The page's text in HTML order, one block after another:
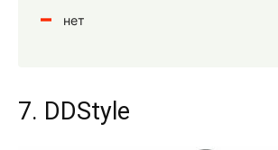
нет
7. DDStyle